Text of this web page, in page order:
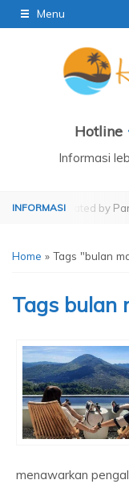
Menu
Hotline
Informasi
Operated by Pandu
Home » Tags "bulan
Tags bulan
menawarkan